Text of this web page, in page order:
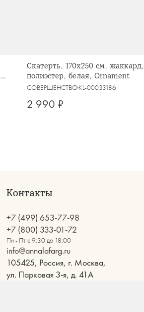
Скатерть, 170х250 см, жаккард,
полиэстер, белая, Ornament
СОВЕРШЕНСТВОKL-00033186
2 990 ₽
Контакты
+7 (499) 653-77-98
+7 (800) 333-01-72
Пн - Пт с 9:30 до 18:00
info@annalafarg.ru
105425, Россия, г. Москва,
ул. Парковая 3-я, д. 41А